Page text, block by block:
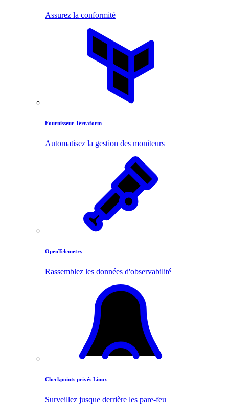
Assurez la conformité
Fournisseur Terraform
Automatisez la gestion des moniteurs
OpenTelemetry
Rassemblez les données d'observabilité
Checkpoints privés Linux
Surveillez jusque derrière les pare-feu